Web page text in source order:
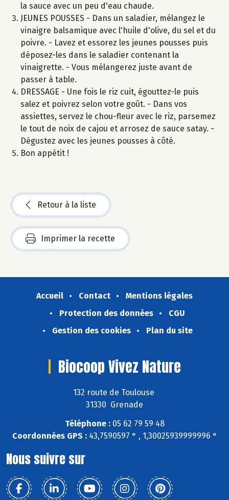
la sauce avec un peu d'eau chaude.
JEUNES POUSSES - Dans un saladier, mélangez le
vinaigre balsamique avec l'huile d'olive, du sel et du
poivre. - Lavez et essorez les jeunes pousses puis
déposez-les dans le saladier contenant la
vinaigrette. - Vous mélangerez juste avant de
passer à table.
DRESSAGE - Une fois le riz cuit, égouttez-le puis
salez et poivrez selon votre goût. - Dans vos
assiettes, servez le chou-fleur avec le riz, parsemez
le tout de noix de cajou et arrosez de sauce satay. -
Dégustez avec les jeunes pousses à côté.
Bon appétit !
Retour à la liste
Imprimer la recette
Accueil Contact
Mentions légales
Protection des données
CGU
Gestion des cookies
Plan du site
Biocoop Vivez Nature
132 route de Toulouse
31330 Grenade
Téléphone :05 62 79 59 48
Coordonnées GPS :43,7590597 ° , 1,30025939999996 °
Nous suivre sur